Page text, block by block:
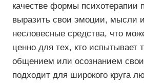
качестве формы психотерапии
выразить свои эмоции, мысли
несловесные средства, что
ценно для тех, кто испытывает
общением или осознанием
подходит для широкого круга